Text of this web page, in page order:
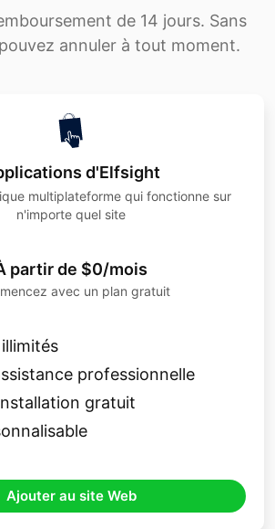
et créez un compte gratuit.
au maximum du widget gratuit
page de votre boutique
optimisé votre flux Instagram
copiez le code
dans le code HTML de votre
PrestaShop à l’endroit où vous
de 14 jours. Sans
annuler à tout moment.
d'Elfsight
multiplateforme qui fonctionne sur
n'importe quel site
partir de $0/mois
avec un plan gratuit
professionnelle
gratuit
Ajouter au site Web